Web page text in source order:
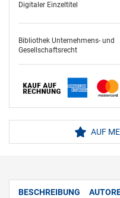
Digitaler Einzeltitel
Bibliothek Unternehmens- und
Gesellschaftsrecht
AUF
BESCHREIBUNG